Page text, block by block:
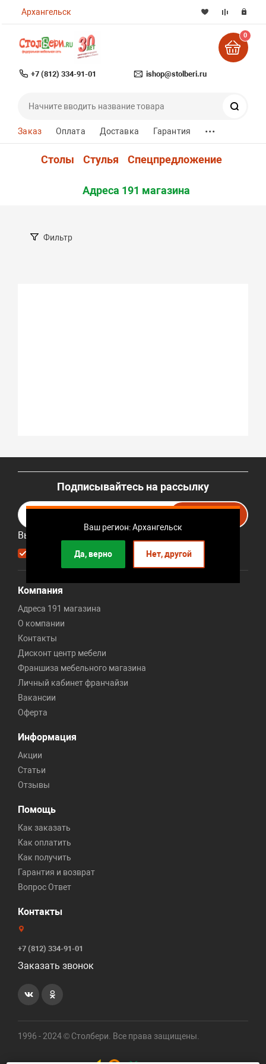
Архангельск
Ваш регион: Архангельск
Да, верно Нет, другой
+7 (812) 334-91-01 ishop@stolberi.ru
0
Заказ Оплата Доставка Гарантия ...
Столы Стулья Спецпредложение
Адреса 191 магазина
Фильтр
Подписывайтесь на рассылку
Выберите рассылку
Первая кампания
Компания
Адреса 191 магазина
О компании
Контакты
Дисконт центр мебели
Франшиза мебельного магазина
Личный кабинет франчайзи
Вакансии
Оферта
Информация
Акции
Статьи
Отзывы
Помощь
Как заказать
Как оплатить
Как получить
Гарантия и возврат
Вопрос Ответ
Контакты
+7 (812) 334-91-01
Заказать звонок
1996 - 2024 © Столбери. Все права защищены.